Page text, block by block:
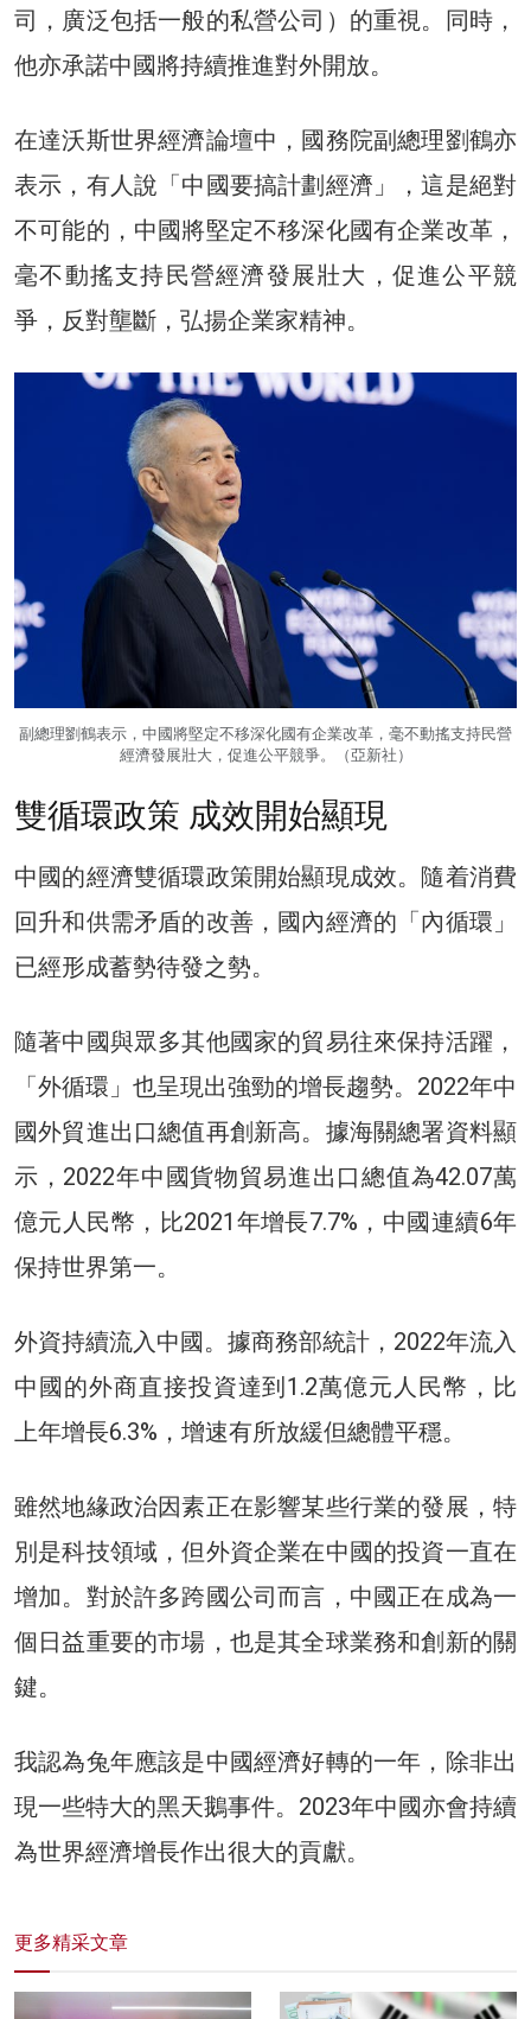
司，廣泛包括一般的私營公司）的重視。同時，
他亦承諾中國將持續推進對外開放。
在達沃斯世界經濟論壇中，國務院副總理劉鶴亦
表示，有人說「中國要搞計劃經濟」，這是絕對
不可能的，中國將堅定不移深化國有企業改革，
毫不動搖支持民營經濟發展壯大，促進公平競
爭，反對壟斷，弘揚企業家精神。
副總理劉鶴表示，中國將堅定不移深化國有企業改革，毫不動搖支持民營
經濟發展壯大，促進公平競爭。（亞新社）
雙循環政策 成效開始顯現
中國的經濟雙循環政策開始顯現成效。隨着消費
回升和供需矛盾的改善，國內經濟的「內循環」
已經形成蓄勢待發之勢。
隨著中國與眾多其他國家的貿易往來保持活躍，
「外循環」也呈現出強勁的增長趨勢。2022年中
國外貿進出口總值再創新高。據海關總署資料顯
示，2022年中國貨物貿易進出口總值為42.07萬
億元人民幣，比2021年增長7.7%，中國連續6年
保持世界第一。
外資持續流入中國。據商務部統計，2022年流入
中國的外商直接投資達到1.2萬億元人民幣，比
上年增長6.3%，增速有所放緩但總體平穩。
雖然地緣政治因素正在影響某些行業的發展，特
別是科技領域，但外資企業在中國的投資一直在
增加。對於許多跨國公司而言，中國正在成為一
個日益重要的市場，也是其全球業務和創新的關
鍵。
我認為兔年應該是中國經濟好轉的一年，除非出
現一些特大的黑天鵝事件。2023年中國亦會持續
為世界經濟增長作出很大的貢獻。
更多精采文章